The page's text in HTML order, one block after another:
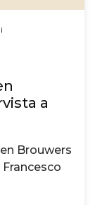
a
Brouwers